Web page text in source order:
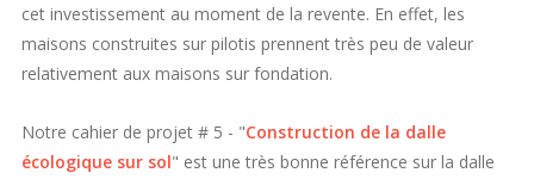
cet investissement au moment de la revente. En effet, les
maisons construites sur pilotis prennent très peu de valeur
relativement aux maisons sur fondation.
Notre cahier de projet # 5 - "Construction de la dalle
écologique sur sol" est une très bonne référence sur la dalle